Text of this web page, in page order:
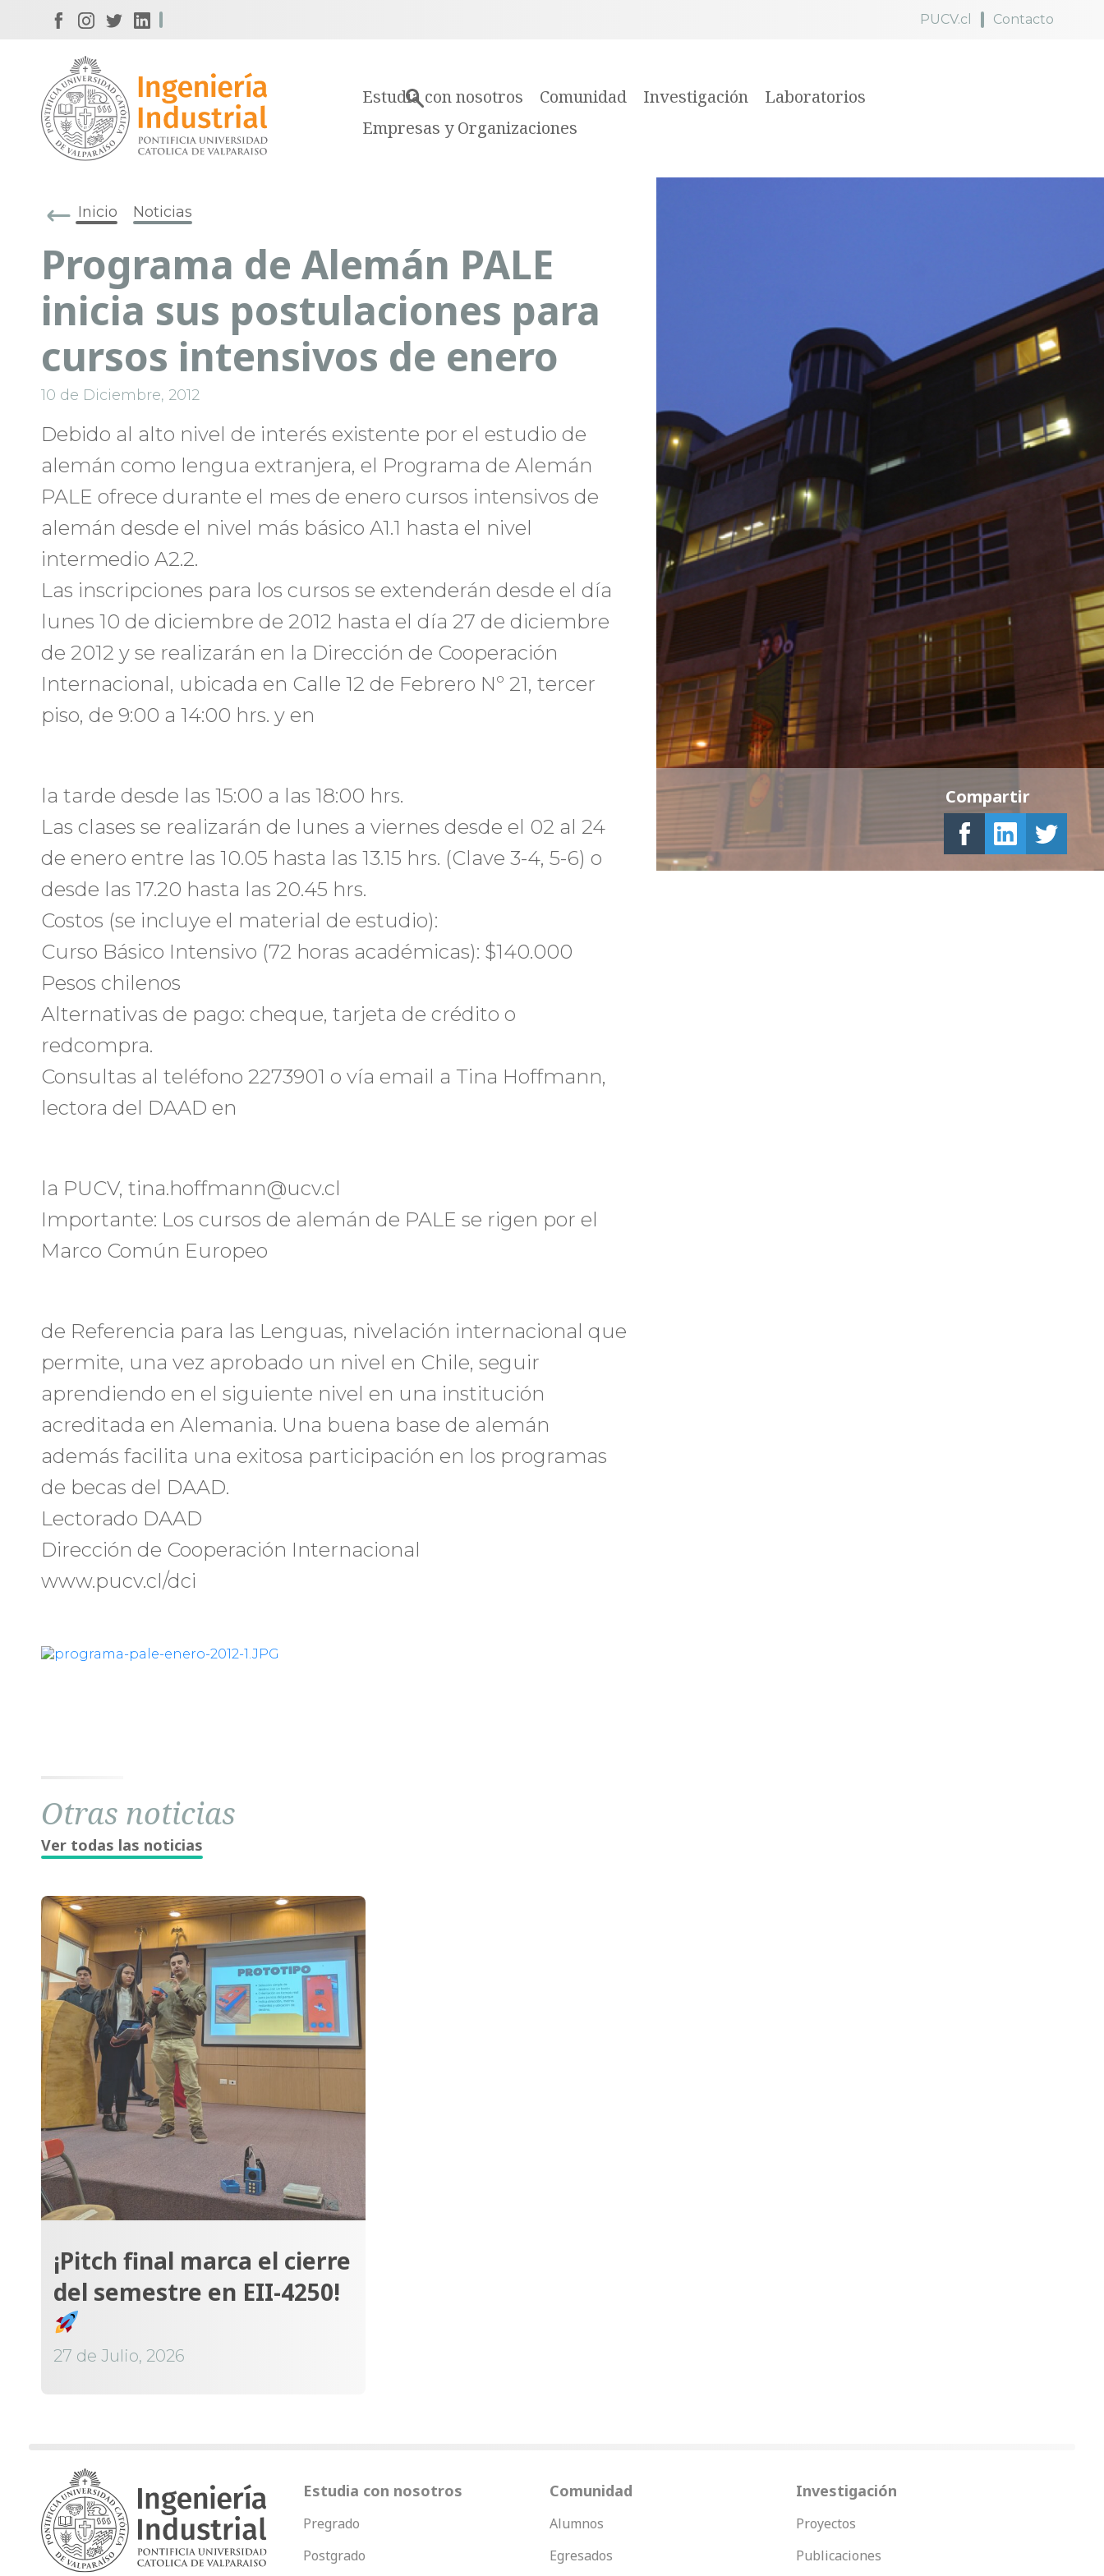
PUCV.cl Contacto
Estudia con nosotros Comunidad Investigación
Laboratorios
Empresas y Organizaciones
Inicio Noticias
Programa de Alemán PALE
inicia sus postulaciones para
cursos intensivos de enero
10 de Diciembre, 2012
Debido al alto nivel de interés existente por el estudio de
alemán como lengua extranjera, el Programa de Alemán
PALE ofrece durante el mes de enero cursos intensivos de
alemán desde el nivel más básico A1.1 hasta el nivel
intermedio A2.2.
Las inscripciones para los cursos se extenderán desde el día
lunes 10 de diciembre de 2012 hasta el día 27 de diciembre
de 2012 y se realizarán en la Dirección de Cooperación
Internacional, ubicada en Calle 12 de Febrero Nº 21, tercer
piso, de 9:00 a 14:00 hrs. y en
la tarde desde las 15:00 a las 18:00 hrs.
Las clases se realizarán de lunes a viernes desde el 02 al 24
de enero entre las 10.05 hasta las 13.15 hrs. (Clave 3-4, 5-6) o
desde las 17.20 hasta las 20.45 hrs.
Costos (se incluye el material de estudio):
Curso Básico Intensivo (72 horas académicas): $140.000
Pesos chilenos
Alternativas de pago: cheque, tarjeta de crédito o
redcompra.
Consultas al teléfono 2273901 o vía email a Tina Hoffmann,
lectora del DAAD en
la PUCV, tina.hoffmann@ucv.cl
Importante: Los cursos de alemán de PALE se rigen por el
Marco Común Europeo
de Referencia para las Lenguas, nivelación internacional que
permite, una vez aprobado un nivel en Chile, seguir
aprendiendo en el siguiente nivel en una institución
acreditada en Alemania. Una buena base de alemán
además facilita una exitosa participación en los programas
de becas del DAAD.
Lectorado DAAD
Dirección de Cooperación Internacional
www.pucv.cl/dci
Compartir
Otras noticias
Ver todas las noticias
¡Pitch final marca el cierre
del semestre en EII-4250!
27 de Julio, 2026
Estudia con nosotros
Pregrado
Postgrado
Comunidad
Alumnos
Egresados
Investigación
Proyectos
Publicaciones